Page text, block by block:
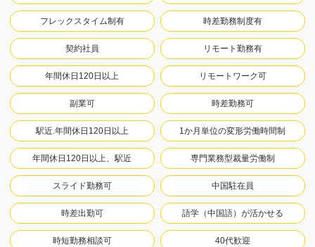
フレックスタイム制有 時差勤務制度有
契約社員 リモート勤務有
年間休日120日以上 リモートワーク可
副業可 時差勤務可
駅近.年間休日120日以上 1か月単位の変形労働時間制
年間休日120日以上、駅近 専門業務型裁量労働制
スライド勤務可 中国駐在員
時差出勤可 語学（中国語）が活かせる
時短勤務相談可 40代歓迎